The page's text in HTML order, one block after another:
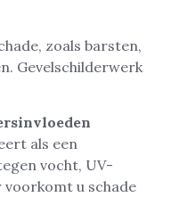
zoals barsten,
Gevelschilderwerk
als een
vocht, UV-
u schade